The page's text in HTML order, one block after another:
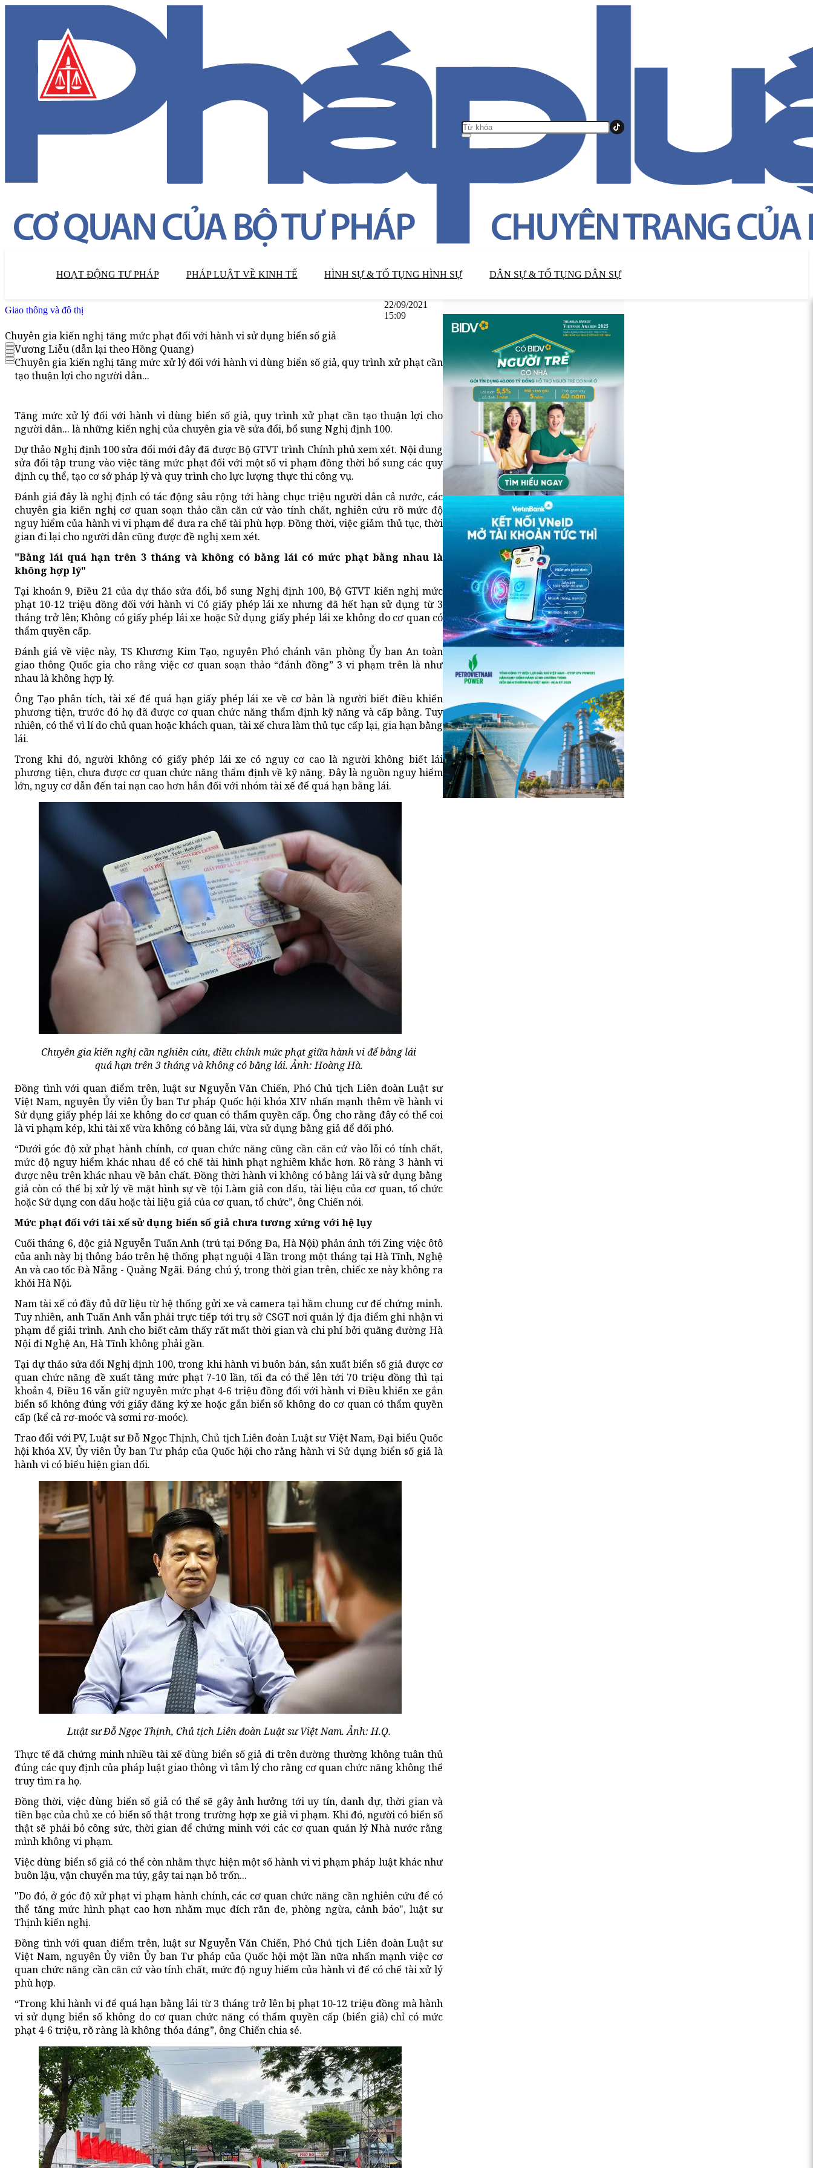
HOẠT ĐỘNG TƯ PHÁP PHÁP LUẬT VỀ KINH TẾ HÌNH SỰ & TỐ TỤNG HÌNH SỰ DÂN SỰ & TỐ TỤNG DÂN SỰ
Giao thông và đô thị
22/09/2021
15:09
Chuyên gia kiến nghị tăng mức phạt đối với hành vi sử dụng biển số giả
Vương Liễu (dẫn lại theo Hồng Quang)
Chuyên gia kiến nghị tăng mức xử lý đối với hành vi dùng biển số giả, quy trình xử phạt cần
tạo thuận lợi cho người dân...
Tăng mức xử lý đối với hành vi dùng biển số giả, quy trình xử phạt cần tạo thuận lợi cho
người dân... là những kiến nghị của chuyên gia về sửa đổi, bổ sung Nghị định 100.
Dự thảo Nghị định 100 sửa đổi mới đây đã được Bộ GTVT trình Chính phủ xem xét. Nội dung
sửa đổi tập trung vào việc tăng mức phạt đối với một số vi phạm đồng thời bổ sung các quy
định cụ thể, tạo cơ sở pháp lý và quy trình cho lực lượng thực thi công vụ.
Đánh giá đây là nghị định có tác động sâu rộng tới hàng chục triệu người dân cả nước, các
chuyên gia kiến nghị cơ quan soạn thảo cần căn cứ vào tính chất, nghiên cứu rõ mức độ
nguy hiểm của hành vi vi phạm để đưa ra chế tài phù hợp. Đồng thời, việc giảm thủ tục, thời
gian đi lại cho người dân cũng được đề nghị xem xét.
"Bằng lái quá hạn trên 3 tháng và không có bằng lái có mức phạt bằng nhau là
không hợp lý"
Tại khoản 9, Điều 21 của dự thảo sửa đổi, bổ sung Nghị định 100, Bộ GTVT kiến nghị mức
phạt 10-12 triệu đồng đối với hành vi Có giấy phép lái xe nhưng đã hết hạn sử dụng từ 3
tháng trở lên; Không có giấy phép lái xe hoặc Sử dụng giấy phép lái xe không do cơ quan có
thẩm quyền cấp.
Đánh giá về việc này, TS Khương Kim Tạo, nguyên Phó chánh văn phòng Ủy ban An toàn
giao thông Quốc gia cho rằng việc cơ quan soạn thảo “đánh đồng” 3 vi phạm trên là như
nhau là không hợp lý.
Ông Tạo phân tích, tài xế để quá hạn giấy phép lái xe về cơ bản là người biết điều khiển
phương tiện, trước đó họ đã được cơ quan chức năng thẩm định kỹ năng và cấp bằng. Tuy
nhiên, có thể vì lí do chủ quan hoặc khách quan, tài xế chưa làm thủ tục cấp lại, gia hạn bằng
lái.
Trong khi đó, người không có giấy phép lái xe có nguy cơ cao là người không biết lái
phương tiện, chưa được cơ quan chức năng thẩm định về kỹ năng. Đây là nguồn nguy hiểm
lớn, nguy cơ dẫn đến tai nạn cao hơn hẳn đối với nhóm tài xế để quá hạn bằng lái.
Chuyên gia kiến nghị cần nghiên cứu, điều chỉnh mức phạt giữa hành vi để bằng lái
quá hạn trên 3 tháng và không có bằng lái. Ảnh: Hoàng Hà.
Đồng tình với quan điểm trên, luật sư Nguyễn Văn Chiến, Phó Chủ tịch Liên đoàn Luật sư
Việt Nam, nguyên Ủy viên Ủy ban Tư pháp Quốc hội khóa XIV nhấn mạnh thêm về hành vi
Sử dụng giấy phép lái xe không do cơ quan có thẩm quyền cấp. Ông cho rằng đây có thể coi
là vi phạm kép, khi tài xế vừa không có bằng lái, vừa sử dụng bằng giả để đối phó.
“Dưới góc độ xử phạt hành chính, cơ quan chức năng cũng cần căn cứ vào lỗi có tính chất,
mức độ nguy hiểm khác nhau để có chế tài hình phạt nghiêm khắc hơn. Rõ ràng 3 hành vi
được nêu trên khác nhau về bản chất. Đồng thời hành vi không có bằng lái và sử dụng bằng
giả còn có thể bị xử lý về mặt hình sự về tội Làm giả con dấu, tài liệu của cơ quan, tổ chức
hoặc Sử dụng con dấu hoặc tài liệu giả của cơ quan, tổ chức”, ông Chiến nói.
Mức phạt đối với tài xế sử dụng biển số giả chưa tương xứng với hệ lụy
Cuối tháng 6, độc giả Nguyễn Tuấn Anh (trú tại Đống Đa, Hà Nội) phản ánh tới Zing việc ôtô
của anh này bị thông báo trên hệ thống phạt nguội 4 lần trong một tháng tại Hà Tĩnh, Nghệ
An và cao tốc Đà Nẵng - Quảng Ngãi. Đáng chú ý, trong thời gian trên, chiếc xe này không ra
khỏi Hà Nội.
Nam tài xế có đầy đủ dữ liệu từ hệ thống gửi xe và camera tại hầm chung cư để chứng minh.
Tuy nhiên, anh Tuấn Anh vẫn phải trực tiếp tới trụ sở CSGT nơi quản lý địa điểm ghi nhận vi
phạm để giải trình. Anh cho biết cảm thấy rất mất thời gian và chi phí bởi quãng đường Hà
Nội đi Nghệ An, Hà Tĩnh không phải gần.
Tại dự thảo sửa đổi Nghị định 100, trong khi hành vi buôn bán, sản xuất biển số giả được cơ
quan chức năng đề xuất tăng mức phạt 7-10 lần, tối đa có thể lên tới 70 triệu đồng thì tại
khoản 4, Điều 16 vẫn giữ nguyên mức phạt 4-6 triệu đồng đối với hành vi Điều khiển xe gắn
biển số không đúng với giấy đăng ký xe hoặc gắn biển số không do cơ quan có thẩm quyền
cấp (kể cả rơ-moóc và sơmi rơ-moóc).
Trao đổi với PV, Luật sư Đỗ Ngọc Thịnh, Chủ tịch Liên đoàn Luật sư Việt Nam, Đại biểu Quốc
hội khóa XV, Ủy viên Ủy ban Tư pháp của Quốc hội cho rằng hành vi Sử dụng biển số giả là
hành vi có biểu hiện gian dối.
Luật sư Đỗ Ngọc Thịnh, Chủ tịch Liên đoàn Luật sư Việt Nam. Ảnh: H.Q.
Thực tế đã chứng minh nhiều tài xế dùng biển số giả đi trên đường thường không tuân thủ
đúng các quy định của pháp luật giao thông vì tâm lý cho rằng cơ quan chức năng không thể
truy tìm ra họ.
Đồng thời, việc dùng biển sổ giả có thể sẽ gây ảnh hưởng tới uy tín, danh dự, thời gian và
tiền bạc của chủ xe có biển số thật trong trường hợp xe giả vi phạm. Khi đó, người có biển số
thật sẽ phải bỏ công sức, thời gian để chứng minh với các cơ quan quản lý Nhà nước rằng
mình không vi phạm.
Việc dùng biển số giả có thể còn nhằm thực hiện một số hành vi vi phạm pháp luật khác như
buôn lậu, vận chuyển ma túy, gây tai nạn bỏ trốn...
"Do đó, ở góc độ xử phạt vi phạm hành chính, các cơ quan chức năng cần nghiên cứu để có
thể tăng mức hình phạt cao hơn nhằm mục đích răn đe, phòng ngừa, cảnh báo", luật sư
Thịnh kiến nghị.
Đồng tình với quan điểm trên, luật sư Nguyễn Văn Chiến, Phó Chủ tịch Liên đoàn Luật sư
Việt Nam, nguyên Ủy viên Ủy ban Tư pháp của Quốc hội một lần nữa nhấn mạnh việc cơ
quan chức năng cần căn cứ vào tính chất, mức độ nguy hiểm của hành vi để có chế tài xử lý
phù hợp.
“Trong khi hành vi để quá hạn bằng lái từ 3 tháng trở lên bị phạt 10-12 triệu đồng mà hành
vi sử dụng biển số không do cơ quan chức năng có thẩm quyền cấp (biển giả) chỉ có mức
phạt 4-6 triệu, rõ ràng là không thỏa đáng”, ông Chiến chia sẻ.